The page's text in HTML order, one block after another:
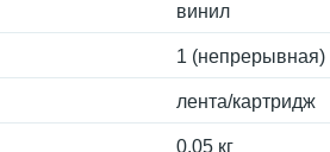
винил
1 (непрерывная)
лента/картридж
0.05 кг